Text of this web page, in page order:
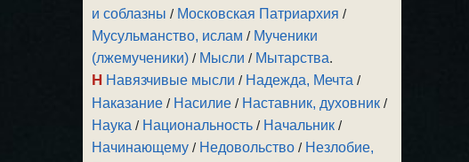
и соблазны / Московская Патриархия /
Мусульманство, ислам / Мученики
(лжемученики) / Мысли / Мытарства.
Н Навязчивые мысли / Надежда, Мечта /
Наказание / Насилие / Наставник, духовник /
Наука / Национальность / Начальник /
Начинающему / Недовольство / Незлобие,